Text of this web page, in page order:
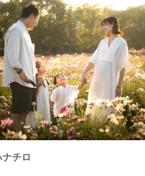
ナチロ